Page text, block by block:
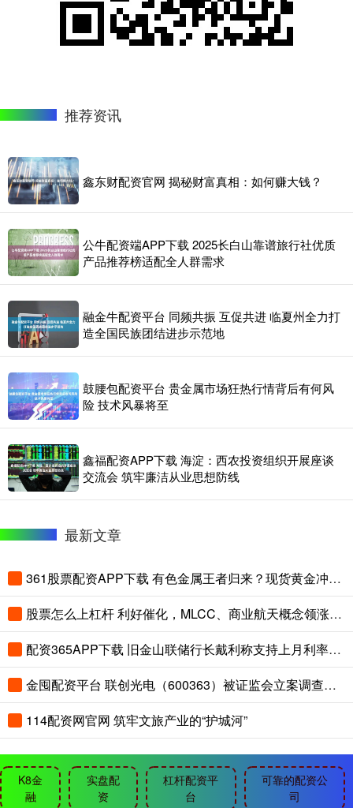
推荐资讯
鑫东财配资官网 揭秘财富真相：如何赚大钱？
公牛配资端APP下载 2025长白山靠谱旅行社优质
产品推荐榜适配全人群需求
融金牛配资平台 同频共振 互促共进 临夏州全力打
造全国民族团结进步示范地
鼓腰包配资平台 贵金属市场狂热行情背后有何风
险 技术风暴将至
鑫福配资APP下载 海淀：西农投资组织开展座谈
交流会 筑牢廉洁从业思想防线
最新文章
361股票配资APP下载 有色金属王者归来？现货黄金冲击4300美元！云南锗业三连板，华宝基金有色ETF（159876）盘中拉升2.45%
股票怎么上杠杆 利好催化，MLCC、商业航天概念领涨，华宝基金军工ETF（512810）冲击五连阳！机构：军工向上弹性积蓄
配资365APP下载 旧金山联储行长戴利称支持上月利率决议 警告通胀风险
金囤配资平台 联创光电（600363）被证监会立案调查，受损股民可索赔
114配资网官网 筑牢文旅产业的“护城河”
K8金
融
实盘配
资
杠杆配资平
台
可靠的配资公
司